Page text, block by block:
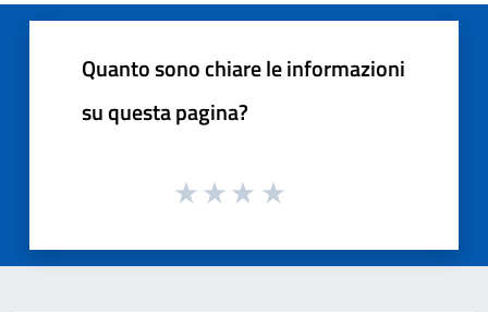
Quanto sono chiare le informazioni
su questa pagina?